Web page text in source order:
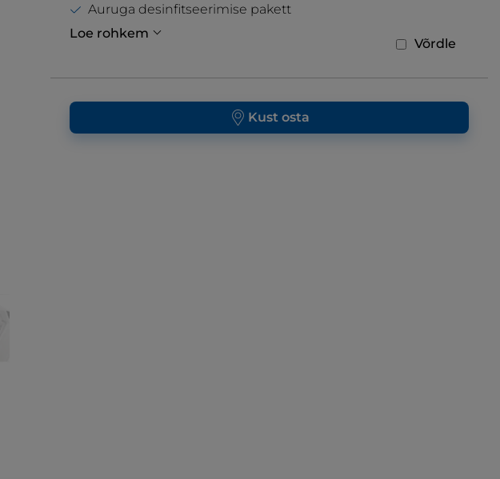
Võrdle
Auruga desinfitseerimise pakett
Loe rohkem
Kust osta